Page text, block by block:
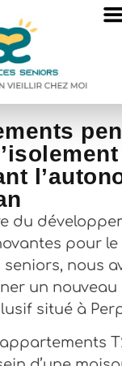
du
pour le
nous
un nouveau
situé à
appartements